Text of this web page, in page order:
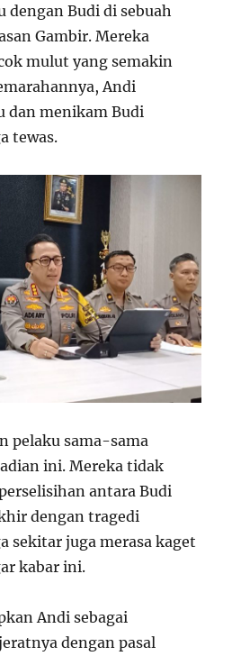
dengan Budi di sebuah
Gambir. Mereka
mulut yang semakin
Andi
dan menikam Budi
tewas.
pelaku sama-sama
ini. Mereka tidak
antara Budi
dengan tragedi
sekitar juga merasa kaget
kabar ini.
Andi sebagai
dengan pasal